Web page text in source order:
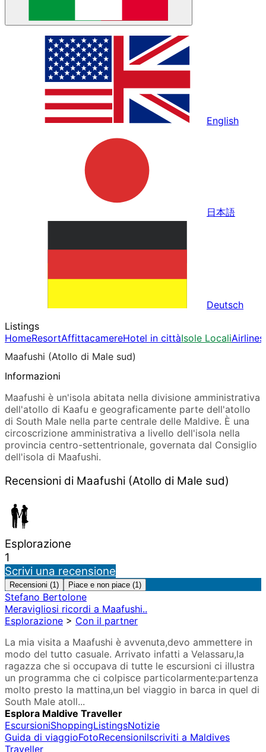
English
日本語
Deutsch
Listings
HomeResortAffittacamereHotel in cittàIsole LocaliAirlines
Maafushi (Atollo di Male sud)
Informazioni
Maafushi è un'isola abitata nella divisione amministrativa
dell'atollo di Kaafu e geograficamente parte dell'atollo
di South Male nella parte centrale delle Maldive. È una
circoscrizione amministrativa a livello dell'isola nella
provincia centro-settentrionale, governata dal Consiglio
dell'isola di Maafushi.
Recensioni di Maafushi (Atollo di Male sud)
Esplorazione
1
Scrivi una recensione
Recensioni (1) Piace e non piace (1)
Stefano Bertolone
Meravigliosi ricordi a Maafushi..
Esplorazione > Con il partner
La mia visita a Maafushi è avvenuta,devo ammettere in
modo del tutto casuale. Arrivato infatti a Velassaru,la
ragazza che si occupava di tutte le escursioni ci illustra
un programma che ci colpisce particolarmente:partenza
molto presto la mattina,un bel viaggio in barca in quel di
South Male atoll...
Esplora Maldive Traveller
EscursioniShoppingListingsNotizie
Guida di viaggioFotoRecensioniIscriviti a Maldives
Traveller